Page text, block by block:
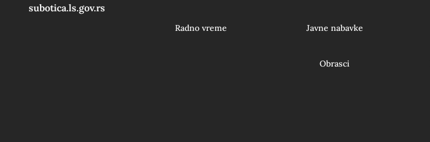
subotica.ls.gov.rs
Radno vreme Javne nabavke
Obrasci